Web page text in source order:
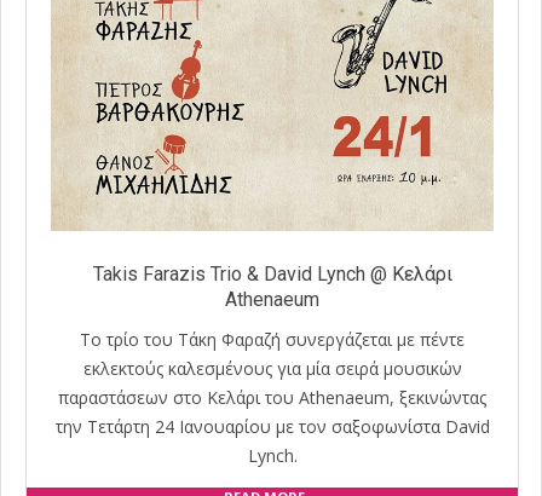
Takis Farazis Trio & David Lynch @ Κελάρι
Athenaeum
Tο τρίο του Τάκη Φαραζή συνεργάζεται με πέντε
εκλεκτούς καλεσμένους για μία σειρά μουσικών
παραστάσεων στο Κελάρι του Athenaeum, ξεκινώντας
την Τετάρτη 24 Ιανουαρίου με τον σαξοφωνίστα David
Lynch.